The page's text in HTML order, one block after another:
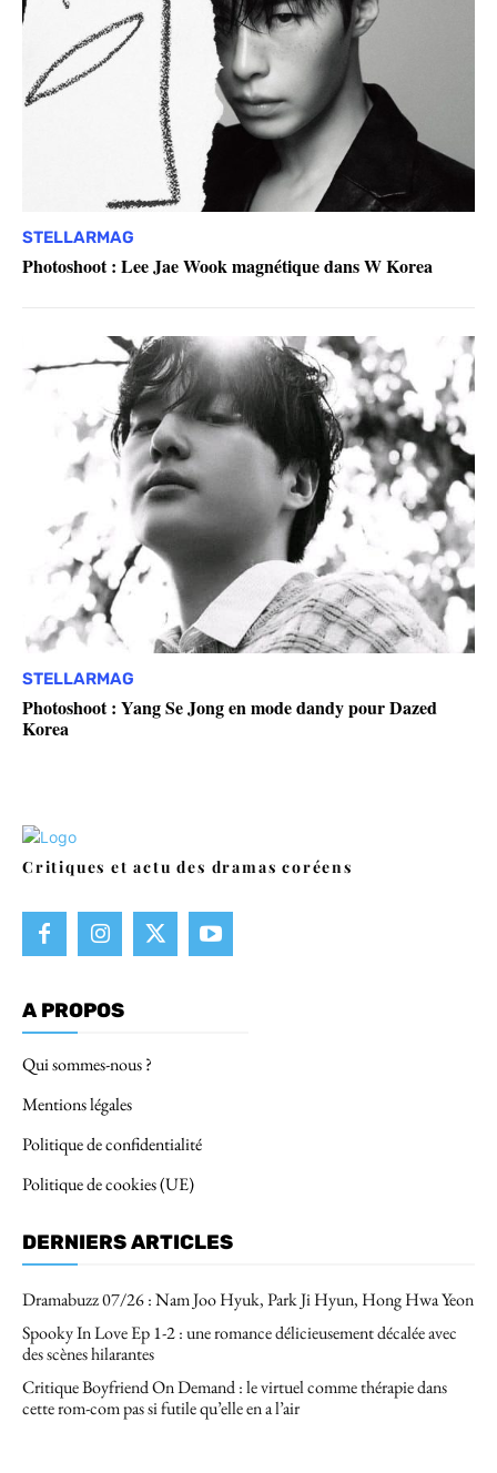
STELLARMAG
Photoshoot : Lee Jae Wook magnétique dans W Korea
STELLARMAG
Photoshoot : Yang Se Jong en mode dandy pour Dazed
Korea
Critiques et actu des dramas coréens
A PROPOS
Qui sommes-nous ?
Mentions légales
Politique de confidentialité
Politique de cookies (UE)
DERNIERS ARTICLES
Dramabuzz 07/26 : Nam Joo Hyuk, Park Ji Hyun, Hong Hwa Yeon
Spooky In Love Ep 1-2 : une romance délicieusement décalée avec
des scènes hilarantes
Critique Boyfriend On Demand : le virtuel comme thérapie dans
cette rom-com pas si futile qu’elle en a l’air